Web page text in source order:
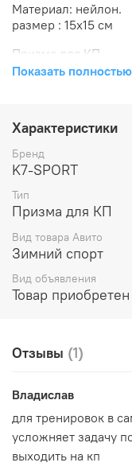
Материал: нейлон.
размер : 15х15 см
Призма для КП
Показать полностью
Характеристики
Бренд
K7-SPORT
Тип
Призма для КП
Вид товара Авито
Зимний спорт
Вид объявления
Товар
Отзывы (1)
Владислав
для тренировок в
усложняет задачу
выходить на кп